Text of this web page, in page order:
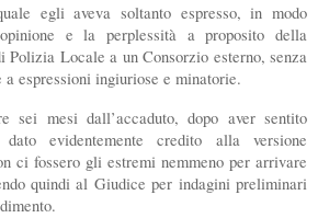
egli aveva soltanto espresso, in modo
e la perplessità a proposito della
Polizia Locale a un Consorzio esterno, senza
espressioni ingiuriose e minatorie.
mesi dall’accaduto, dopo aver sentito
evidentemente credito alla versione
ci fossero gli estremi nemmeno per arrivare
quindi al Giudice per indagini preliminari